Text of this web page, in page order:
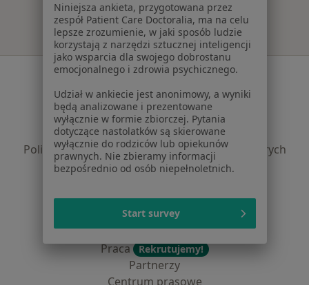
Serwis
Regulamin
Polityka prywatności pacjentów
Polityka prywatności profesjonalistów
Polityka prywatności dla profesjonalistów, których
dane pozyskaliśmy samodzielnie
Jak działają wyniki wyszukiwania
Dostępność
O nas
Praca Rekrutujemy!
Partnerzy
Centrum prasowe
Niniejsza ankieta, przygotowana przez
zespół Patient Care Doctoralia, ma na celu
lepsze zrozumienie, w jaki sposób ludzie
korzystają z narzędzi sztucznej inteligencji
jako wsparcia dla swojego dobrostanu
emocjonalnego i zdrowia psychicznego.
Udział w ankiecie jest anonimowy, a wyniki
będą analizowane i prezentowane
wyłącznie w formie zbiorczej. Pytania
dotyczące nastolatków są skierowane
wyłącznie do rodziców lub opiekunów
prawnych. Nie zbieramy informacji
bezpośrednio od osób niepełnoletnich.
Start survey